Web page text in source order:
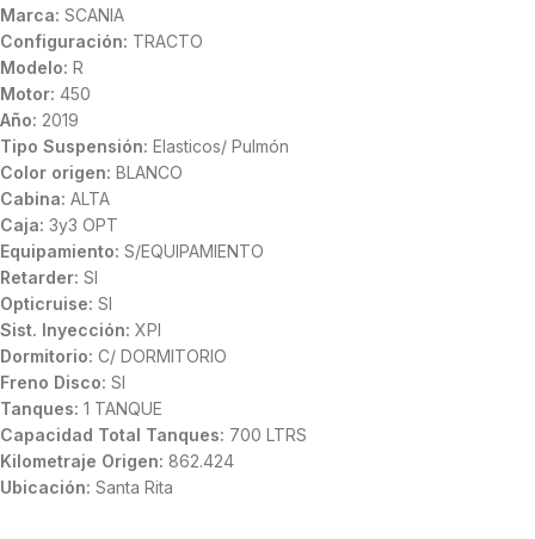
Marca: SCANIA
Configuración: TRACTO
Modelo: R
Motor: 450
Año: 2019
Tipo Suspensión: Elasticos/ Pulmón
Color origen: BLANCO
Cabina: ALTA
Caja: 3y3 OPT
Equipamiento: S/EQUIPAMIENTO
Retarder: SI
Opticruise: SI
Sist. Inyección: XPI
Dormitorio: C/ DORMITORIO
Freno Disco: SI
Tanques: 1 TANQUE
Capacidad Total Tanques: 700 LTRS
Kilometraje Origen: 862.424
Ubicación: Santa Rita